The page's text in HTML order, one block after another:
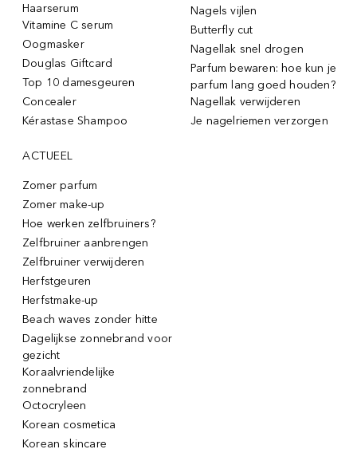
Haarserum
Vitamine C serum
Oogmasker
Douglas Giftcard
Top 10 damesgeuren
Concealer
Kérastase Shampoo
Nagels vijlen
Butterfly cut
Nagellak snel drogen
Parfum bewaren: hoe kun je
parfum lang goed houden?
Nagellak verwijderen
Je nagelriemen verzorgen
ACTUEEL
Zomer parfum
Zomer make-up
Hoe werken zelfbruiners?
Zelfbruiner aanbrengen
Zelfbruiner verwijderen
Herfstgeuren
Herfstmake-up
Beach waves zonder hitte
Dagelijkse zonnebrand voor
gezicht
Koraalvriendelijke
zonnebrand
Octocryleen
Korean cosmetica
Korean skincare